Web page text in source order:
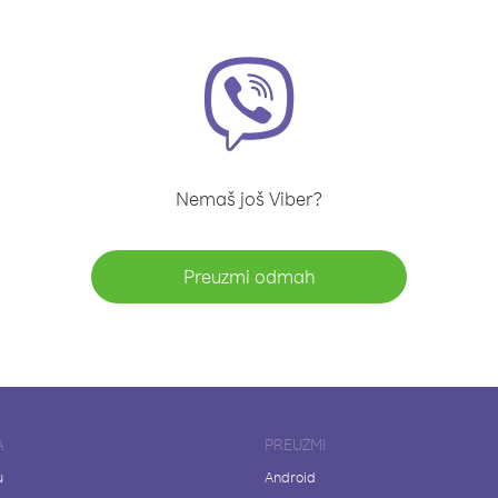
Nemaš još Viber?
Preuzmi odmah
PREUZMI
Android